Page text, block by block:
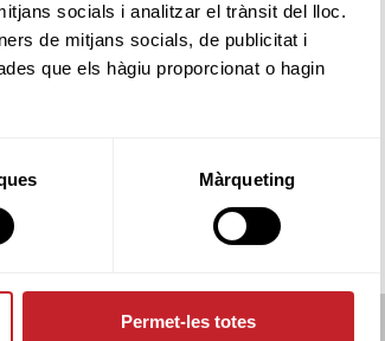
socials i analitzar el trànsit del lloc.
de mitjans socials, de publicitat i
que els hàgiu proporcionat o hagin
Màrqueting
Permet-les totes